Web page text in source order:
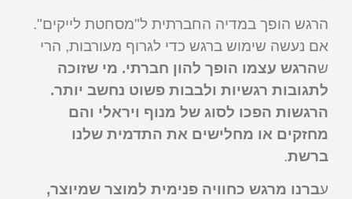
הרגש הופך במדיה החברתית ל"מסחטת לייקים".
אם נעשה שימוש ברגש כדי לגרוף מעורבות, הרי
שהרגש עצמו הופך להון חברתי. מי שזוכה
לתגובות רגשיות ולבבות פשוט נחשב יותר.
הרגשות הפכו לסוג של מנוף ויראלי והם
מחזקים או מחלישים את התדמית שלנו
ברשת.
עברנו מרגש כחוויה פנימית למוצר שמיוצר,